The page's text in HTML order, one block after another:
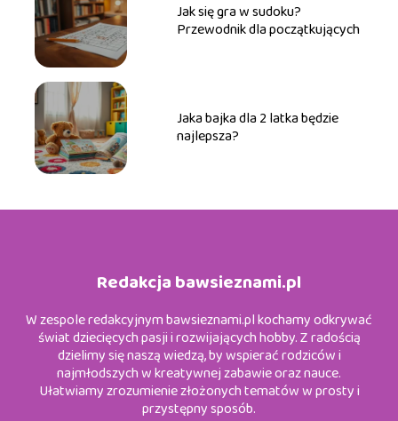
Jak się gra w sudoku?
Przewodnik dla początkujących
Jaka bajka dla 2 latka będzie
najlepsza?
Redakcja bawsieznami.pl
W zespole redakcyjnym bawsieznami.pl kochamy odkrywać
świat dziecięcych pasji i rozwijających hobby. Z radością
dzielimy się naszą wiedzą, by wspierać rodziców i
najmłodszych w kreatywnej zabawie oraz nauce.
Ułatwiamy zrozumienie złożonych tematów w prosty i
przystępny sposób.